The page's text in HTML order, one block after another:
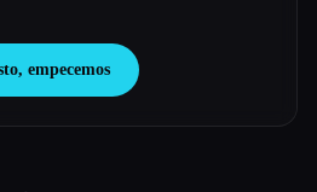
empecemos